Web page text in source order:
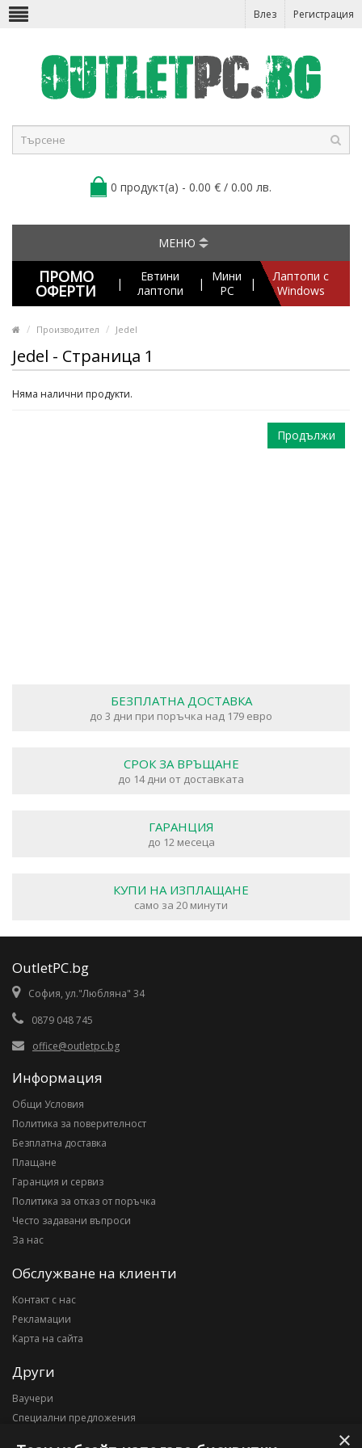
Влез Регистрация
0 продукт(а) - 0.00 € / 0.00 лв.
МЕНЮ
ПРОМО
ОФЕРТИ |
Евтини
лаптопи
|
Мини
PC
|
Лаптопи с
Windows
Производител Jedel
Jedel - Страница 1
Няма налични продукти.
Продължи
БЕЗПЛАТНА ДОСТАВКА
до 3 дни при поръчка над 179 евро
СРОК ЗА ВРЪЩАНЕ
до 14 дни от доставката
ГАРАНЦИЯ
до 12 месеца
КУПИ НА ИЗПЛАЩАНЕ
само за 20 минути
OutletPC.bg
София, ул."Любляна" 34
0879 048 745
office@outletpc.bg
Информация
Общи Условия
Политика за поверителност
Безплатна доставка
Плащане
Гаранция и сервиз
Политика за отказ от поръчка
Често задавани въпроси
За нас
Обслужване на клиенти
Контакт с нас
Рекламации
Карта на сайта
Други
Ваучери
Специални предложения
×